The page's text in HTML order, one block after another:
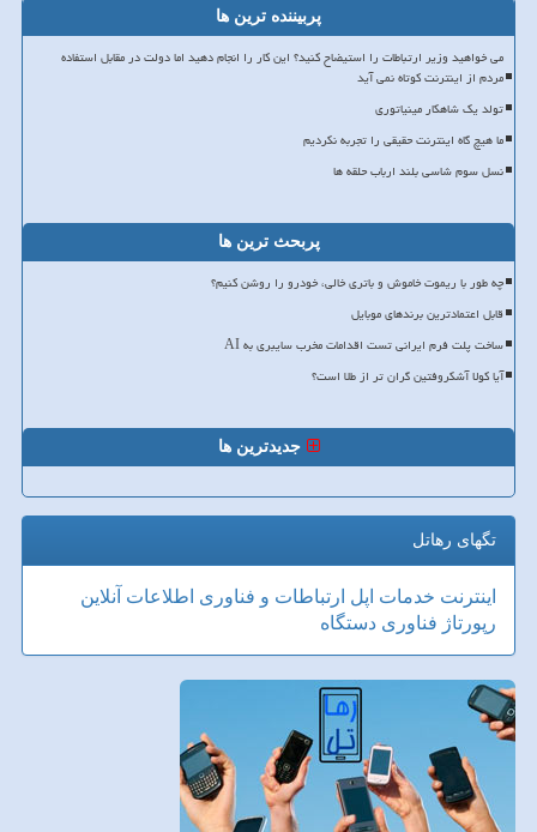
پربیننده ترین ها
می خواهید وزیر ارتباطات را استیضاح کنید؟ این کار را انجام دهید اما دولت در مقابل استفاده
مردم از اینترنت کوتاه نمی آید
تولد یک شاهکار مینیاتوری
ما هیچ گاه اینترنت حقیقی را تجربه نکردیم
نسل سوم شاسی بلند ارباب حلقه ها
پربحث ترین ها
چه طور با ریموت خاموش و باتری خالی، خودرو را روشن کنیم؟
قابل اعتمادترین برندهای موبایل
ساخت پلت فرم ایرانی تست اقدامات مخرب سایبری به AI
آیا کولا آشکروفتین گران تر از طلا است؟
جدیدترین ها
تگهای رهاتل
اینترنت خدمات اپل ارتباطات و فناوری اطلاعات آنلاین
رپورتاژ فناوری دستگاه